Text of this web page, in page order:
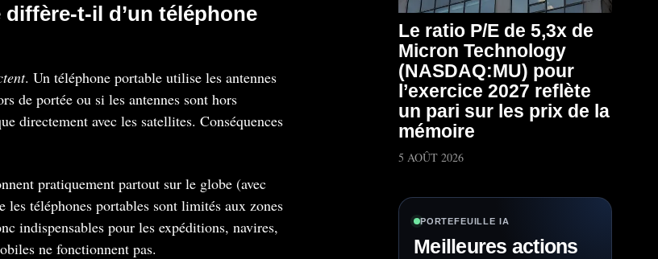
t-il d’un téléphone
. Un téléphone portable utilise les antennes
de portée ou si les antennes sont hors
directement avec les satellites. Conséquences
pratiquement partout sur le globe (avec
téléphones portables sont limités aux zones
indispensables pour les expéditions, navires,
ne fonctionnent pas.
Le ratio P/E de 5,3x de
Micron Technology
(NASDAQ:MU) pour
l’exercice 2027 reflète
un pari sur les prix de la
mémoire
5 AOÛT 2026
PORTEFEUILLE IA
Meilleures actions